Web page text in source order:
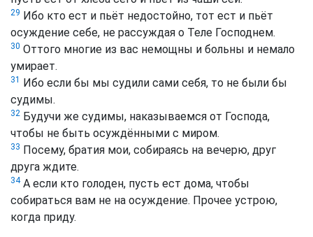
29 Ибо кто ест и пьёт недостойно, тот ест и пьёт
осуждение себе, не рассуждая о Теле Господнем.
30 Оттого многие из вас немощны и больны и немало
умирает.
31
Ибо если бы мы судили сами себя, то не были бы
судимы.
32 Будучи же судимы, наказываемся от Господа,
чтобы не быть осуждёнными с миром.
33 Посему, братия мои, собираясь на вечерю, друг
друга ждите.
34А если кто голоден, пусть ест дома, чтобы
собираться вам не на осуждение. Прочее устрою,
когда приду.